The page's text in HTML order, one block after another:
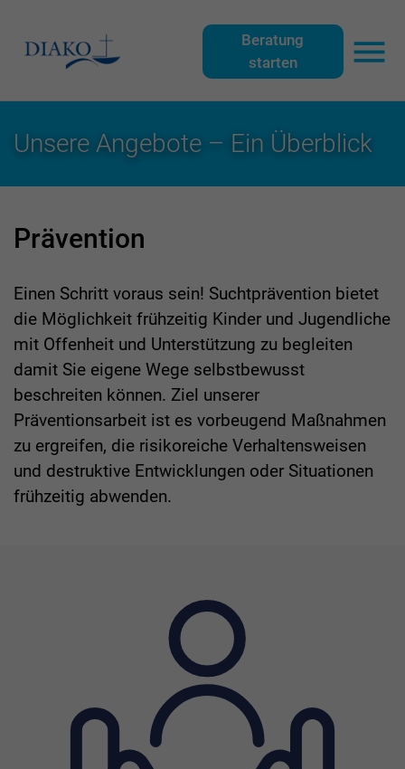
der
Hauptnavigation
dem
der
Webseite
dem
Beratung
starten
Unsere Angebote – Ein Überblick
Prävention
Einen Schritt voraus sein! Suchtprävention bietet
die Möglichkeit frühzeitig Kinder und Jugendliche
mit Offenheit und Unterstützung zu begleiten
damit Sie eigene Wege selbstbewusst
beschreiten können. Ziel unserer
Präventionsarbeit ist es vorbeugend Maßnahmen
zu ergreifen, die risikoreiche Verhaltensweisen
und destruktive Entwicklungen oder Situationen
frühzeitig abwenden.